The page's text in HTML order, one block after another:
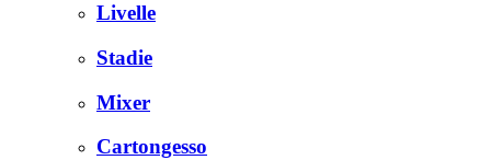
Livelle
Stadie
Mixer
Cartongesso